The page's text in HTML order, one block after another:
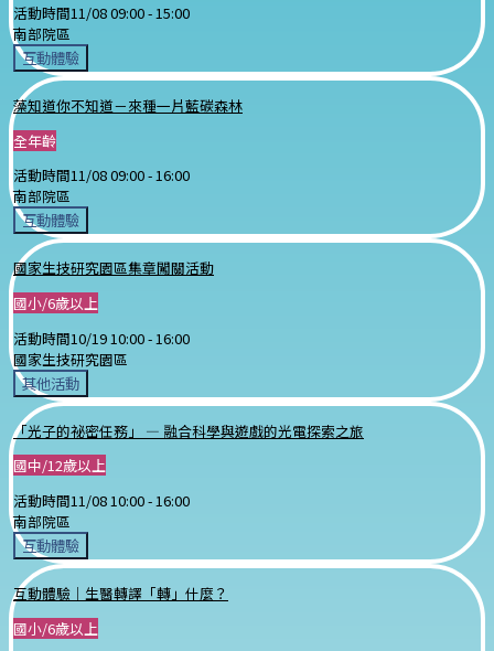
活動時間11/08 09:00 -15:00
南部院區
互動體驗
藻知道你不知道－來種一片藍碳森林
全年齡
活動時間11/08 09:00 -16:00
南部院區
互動體驗
國家生技研究園區集章闖關活動
國小/6歲以上
活動時間10/19 10:00 - 16:00
國家生技研究園區
其他活動
「光子的祕密任務」 — 融合科學與遊戲的光電探索之旅
國中/12歲以上
活動時間11/08 10:00 -16:00
南部院區
互動體驗
互動體驗｜生醫轉譯「轉」什麼？
國小/6歲以上